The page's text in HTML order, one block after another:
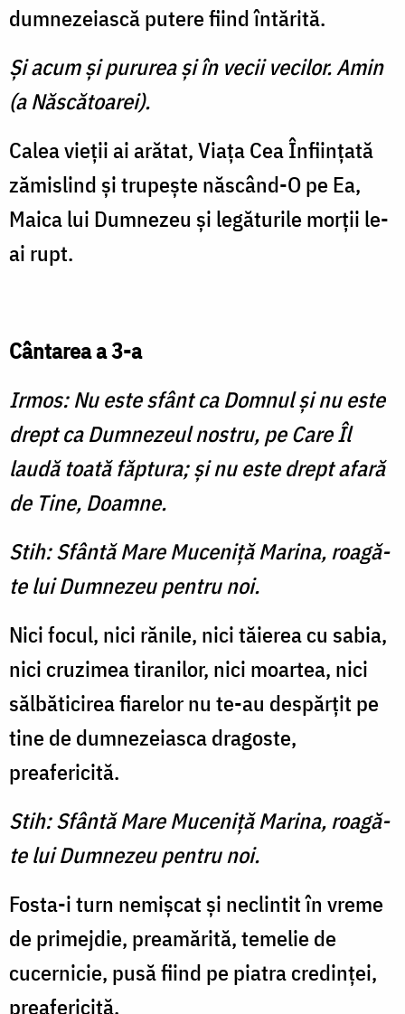
dumnezeiască putere fiind întărită.
Şi acum şi pururea şi în vecii vecilor. Amin
(a Născătoarei).
Calea vieţii ai arătat, Viaţa Cea Înfiinţată
zămislind şi trupeşte născând-O pe Ea,
Maica lui Dumnezeu şi legăturile morţii le-
ai rupt.
Cântarea a 3-a
Irmos: Nu este sfânt ca Domnul şi nu este
drept ca Dumnezeul nostru, pe Care Îl
laudă toată făptura; şi nu este drept afară
de Tine, Doamne.
Stih: Sfântă Mare Muceniţă Marina, roagă-
te lui Dumnezeu pentru noi.
Nici focul, nici rănile, nici tăierea cu sabia,
nici cruzimea tiranilor, nici moartea, nici
sălbăticirea fiarelor nu te-au despărţit pe
tine de dumnezeiasca dragoste,
preafericită.
Stih: Sfântă Mare Muceniţă Marina, roagă-
te lui Dumnezeu pentru noi.
Fosta-i turn nemişcat şi neclintit în vreme
de primejdie, preamărită, temelie de
cucernicie, pusă fiind pe piatra credinţei,
preafericită.